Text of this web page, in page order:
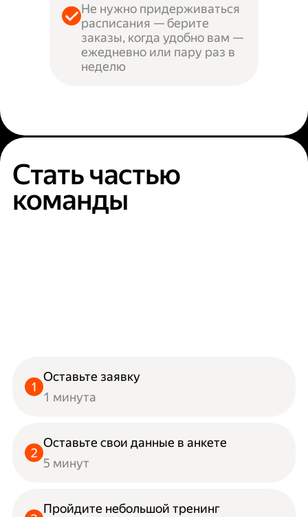
Не нужно придерживаться
расписания — берите
заказы, когда удобно вам —
ежедневно или пару раз в
неделю
Стать частью
команды
Оставьте заявку
1 минута
Оставьте свои данные в анкете
5 минут
Пройдите небольшой тренинг